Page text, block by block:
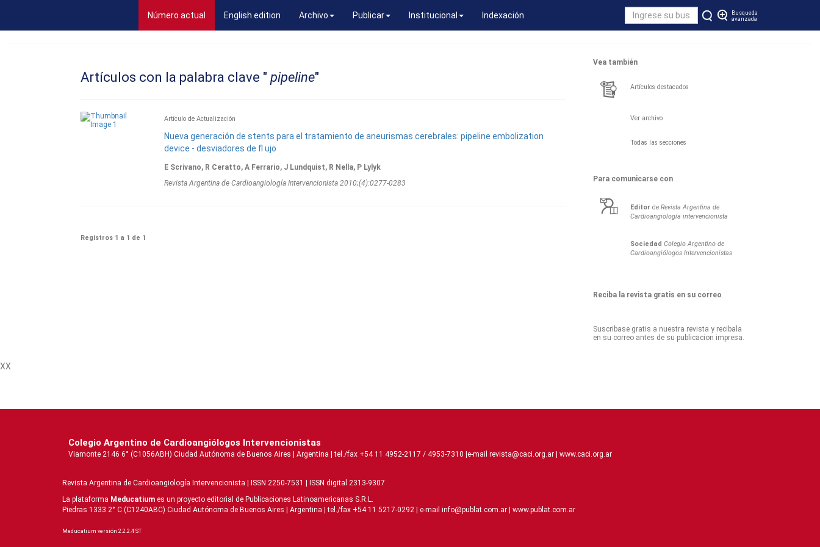
Número actual (current)English edition Archivo Publicar Institucional Indexación
Busqueda
avanzada
Artículos con la palabra clave " pipeline"
Artículo de Actualización
Nueva generación de stents para el tratamiento de aneurismas cerebrales: pipeline embolization
device - desviadores de fl ujo
E Scrivano, R Ceratto, A Ferrario, J Lundquist, R Nella, P Lylyk
Revista Argentina de Cardioangiologí­a Intervencionista 2010;(4):0277-0283
Registros 1 a 1 de 1
Vea también
Artículos destacados
Ver archivo
Todas las secciones
Para comunicarse con
Editor de Revista Argentina de
Cardioangiología intervencionista
Sociedad Colegio Argentino de
Cardioangiólogos Intervencionistas
Reciba la revista gratis en su correo
Suscribase gratis a nuestra revista y recibala
en su correo antes de su publicacion impresa.
XX
Colegio Argentino de Cardioangiólogos Intervencionistas
Viamonte 2146 6° (C1056ABH) Ciudad Autónoma de Buenos Aires | Argentina | tel./fax +54 11 4952-2117 / 4953-7310 |e-mail revista@caci.org.ar | www.caci.org.ar
Revista Argentina de Cardioangiologí­a Intervencionista | ISSN 2250-7531 | ISSN digital 2313-9307
La plataforma Meducatium es un proyecto editorial de Publicaciones Latinoamericanas S.R.L.
Piedras 1333 2° C (C1240ABC) Ciudad Autónoma de Buenos Aires | Argentina | tel./fax +54 11 5217-0292 | e-mail info@publat.com.ar |
www.publat.com.ar
Meducatium versión 2.2.2.4 ST